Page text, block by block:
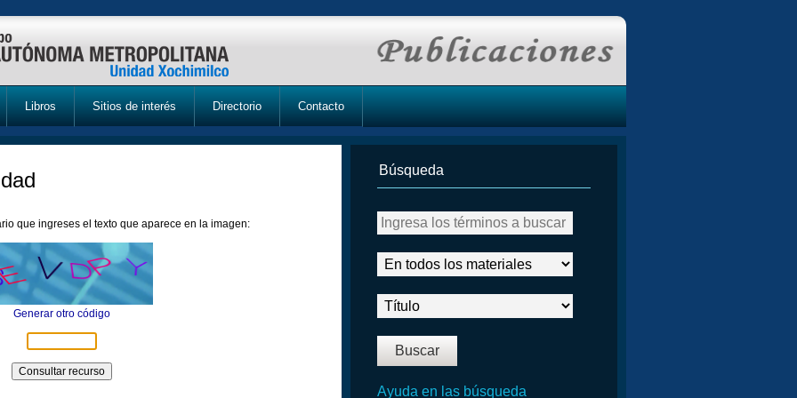
Libros Sitios de interés Directorio Contacto
que ingreses el texto que aparece en la imagen:
Generar otro código
Búsqueda
Ayuda en las búsqueda